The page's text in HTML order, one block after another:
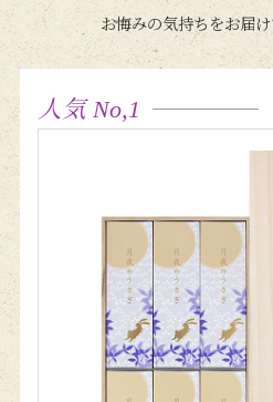
お悔みの気持ちをお届
人気 No,1